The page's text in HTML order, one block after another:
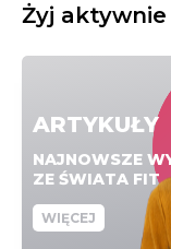
Żyj aktywnie
ARTYKUŁY
NAJNOWSZE
ZE ŚWIATA FIT
WIĘCEJ